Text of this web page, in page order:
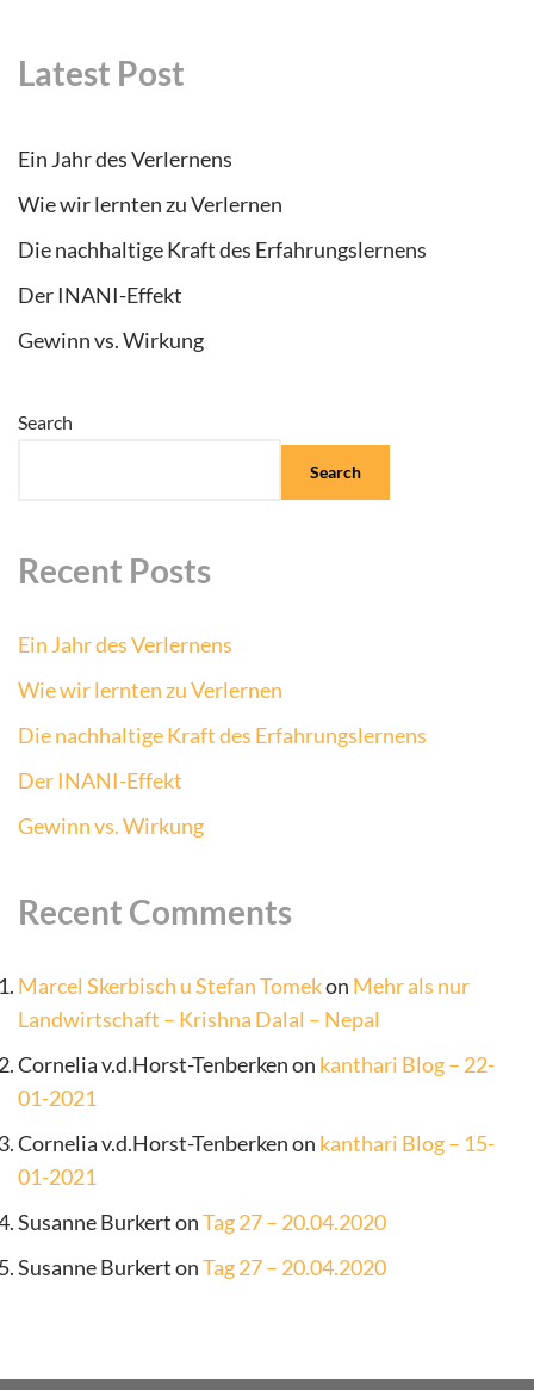
Latest Post
Ein Jahr des Verlernens
Wie wir lernten zu Verlernen
Die nachhaltige Kraft des Erfahrungslernens
Der INANI-Effekt
Gewinn vs. Wirkung
Search
Search
Recent Posts
Ein Jahr des Verlernens
Wie wir lernten zu Verlernen
Die nachhaltige Kraft des Erfahrungslernens
Der INANI-Effekt
Gewinn vs. Wirkung
Recent Comments
Marcel Skerbisch u Stefan Tomekon Mehr als nur
Landwirtschaft – Krishna Dalal – Nepal
Cornelia v.d.Horst-Tenberkenon kanthari Blog – 22-
01-2021
Cornelia v.d.Horst-Tenberkenon kanthari Blog – 15-
01-2021
Susanne BurkertonTag 27 – 20.04.2020
Susanne BurkertonTag 27 – 20.04.2020